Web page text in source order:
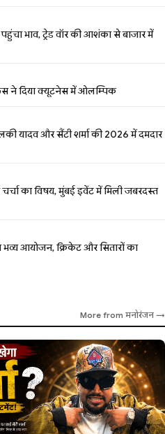
भाव, ट्रेड वॉर की आशंका से बाजार में
ने दिया क्यूटनेस में ओलम्पिक
यादव और सैंटी शर्मा की 2026 में दमदार
का विषय, मुंबई इवेंट में मिली जबरदस्त
भव्य आयोजन, क्रिकेट और सितारों का
More from मनोरंजन →